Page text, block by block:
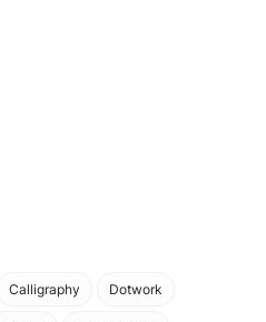
Calligraphy Dotwork